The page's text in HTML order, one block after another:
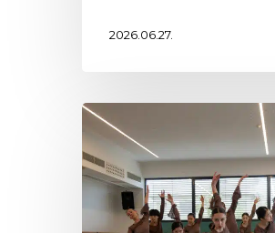
2026.06.27.
Képesítővizsga
előtti
bemutatóóra